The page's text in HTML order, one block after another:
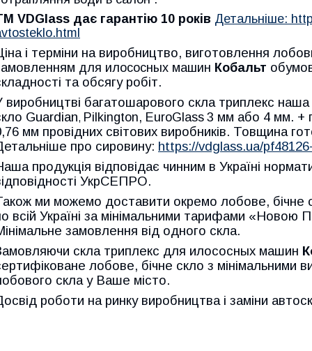
VDGlass дає гарантію 10 років Детальніше:
і терміни на виробництво, виготовлення
для илососных машин Кобальт
та обсягу робіт.
виробництві багатошарового скла триплекс
Guardian, Pilkington, EuroGlass 3 мм або 4 мм. +
мм провідних світових виробників. Товщина
про сировину: https://vdglass.ua/
продукція відповідає чинним в Україні
УкрСЕПРО.
ми можемо доставити окремо лобове,
всій Україні за мінімальними тарифами
замовлення від одного скла.
скла триплекс для илососных машин
лобове, бічне скло з мінімальними
скла у Ваше місто.
роботи на ринку виробництва і заміни